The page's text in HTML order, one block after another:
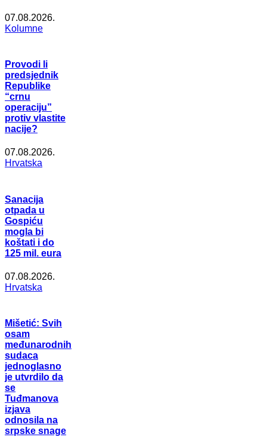
07.08.2026.
Kolumne
Provodi li
predsjednik
Republike
“crnu
operaciju”
protiv vlastite
nacije?
07.08.2026.
Hrvatska
Sanacija
otpada u
Gospiću
mogla bi
koštati i do
125 mil. eura
07.08.2026.
Hrvatska
Mišetić: Svih
osam
međunarodnih
sudaca
jednoglasno
je utvrdilo da
se
Tuđmanova
izjava
odnosila na
srpske snage